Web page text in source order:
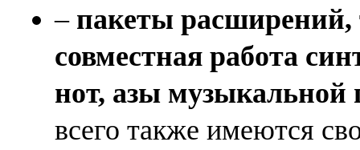
– пакеты
совместная работа
нот, азы музыкальной
всего также имеются